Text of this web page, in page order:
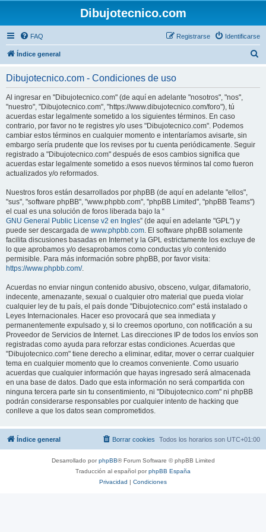
Dibujotecnico.com
FAQ Identificarse
Registrarse
Índice general
Dibujotecnico.com - Condiciones de uso
Al ingresar en "Dibujotecnico.com" (de aquí en adelante "nosotros", "nos",
"nuestro", "Dibujotecnico.com", "https://www.dibujotecnico.com/foro"), tú
acuerdas estar legalmente sometido a los siguientes términos. En caso
contrario, por favor no te registres y/o uses "Dibujotecnico.com". Podemos
cambiar estos términos en cualquier momento e intentaríamos avisarte, sin
embargo sería prudente que los revises por tu cuenta periódicamente. Seguir
registrado a "Dibujotecnico.com" después de esos cambios significa que
acuerdas estar legalmente sometido a esos nuevos términos tal como fueron
actualizados y/o reformados.
Nuestros foros están desarrollados por phpBB (de aquí en adelante "ellos",
"sus", "software phpBB", "www.phpbb.com", "phpBB Limited", "phpBB Teams")
el cual es una solución de foros liberada bajo la “
GNU General Public License v2 en Ingles” (de aquí en adelante "GPL") y
puede ser descargada de www.phpbb.com. El software phpBB solamente
facilita discusiones basadas en Internet y la GPL estrictamente los excluye de
lo que aprobamos y/o desaprobamos como conductas y/o contenido
permisible. Para más información sobre phpBB, por favor visita:
https://www.phpbb.com/.
Acuerdas no enviar ningun contenido abusivo, obsceno, vulgar, difamatorio,
indecente, amenazante, sexual o cualquier otro material que pueda violar
cualquier ley de tu país, el país donde "Dibujotecnico.com" está instalado o
Leyes Internacionales. Hacer eso provocará que sea inmediata y
permanentemente expulsado y, si lo creemos oportuno, con notificación a su
Proveedor de Servicios de Internet. Las direcciones IP de todos los envíos son
registradas como ayuda para reforzar estas condiciones. Acuerdas que
"Dibujotecnico.com" tiene derecho a eliminar, editar, mover o cerrar cualquier
tema en cualquier momento que lo creamos conveniente. Como usuario
acuerdas que cualquier información que hayas ingresado será almacenada
en una base de datos. Dado que esta información no será compartida con
ninguna tercera parte sin tu consentimiento, ni "Dibujotecnico.com" ni phpBB
podrán considerarse responsables por cualquier intento de hacking que
conlleve a que los datos sean comprometidos.
Índice general Todos los horarios son UTC+01:00
Borrar cookies
Desarrollado porphpBB® Forum Software © phpBB Limited
Traducción al español porphpBB España
Privacidad | Condiciones